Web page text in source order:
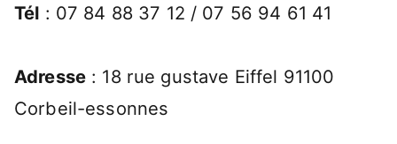
Tél : 07 84 88 37 12 / 07 56 94 61 41
Adresse : 18 rue gustave Eiffel 91100
Corbeil-essonnes